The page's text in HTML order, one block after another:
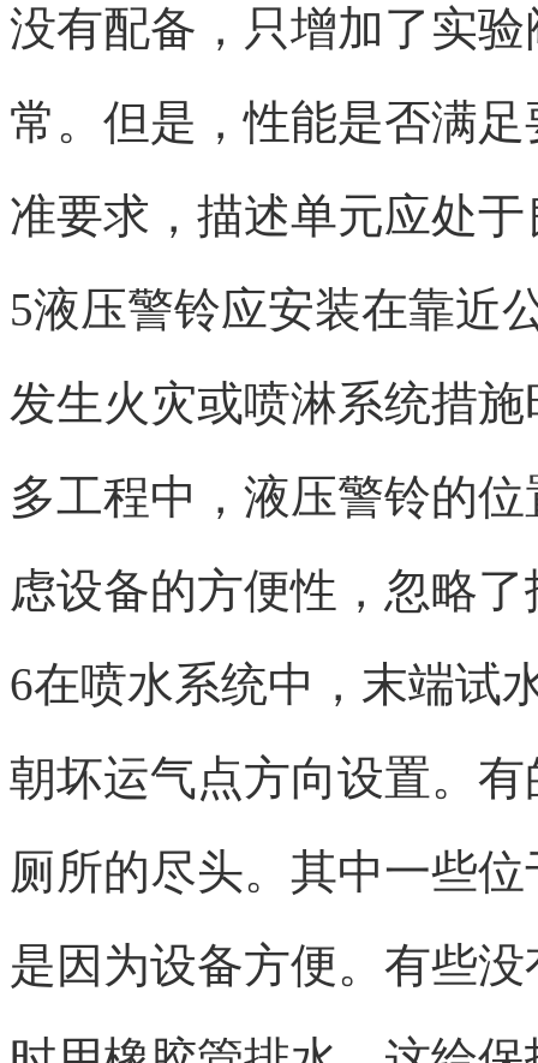
没有配备，只增加了实
常。但是，性能是否满
准要求，描述单元应处
5液压警铃应安装在靠近
发生火灾或喷淋系统措
多工程中，液压警铃的
虑设备的方便性，忽略
6在喷水系统中，末端试
朝坏运气点方向设置。
厕所的尽头。其中一些
是因为设备方便。有些